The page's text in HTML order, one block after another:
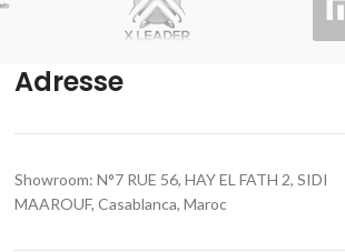
Adresse
Showroom: N°7 RUE 56, HAY EL FATH 2, SIDI
MAAROUF, Casablanca, Maroc